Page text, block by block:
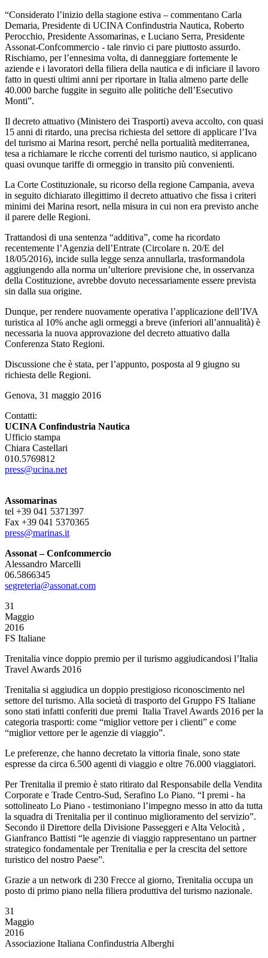
“Considerato l’inizio della stagione estiva – commentano Carla
Demaria, Presidente di UCINA Confindustria Nautica, Roberto
Perocchio, Presidente Assomarinas, e Luciano Serra, Presidente
Assonat-Confcommercio - tale rinvio ci pare piuttosto assurdo.
Rischiamo, per l’ennesima volta, di danneggiare fortemente le
aziende e i lavoratori della filiera della nautica e di inficiare il lavoro
fatto in questi ultimi anni per riportare in Italia almeno parte delle
40.000 barche fuggite in seguito alle politiche dell’Esecutivo
Monti”.
Il decreto attuativo (Ministero dei Trasporti) aveva accolto, con quasi
15 anni di ritardo, una precisa richiesta del settore di applicare l’Iva
del turismo ai Marina resort, perché nella portualità mediterranea,
tesa a richiamare le ricche correnti del turismo nautico, si applicano
quasi ovunque tariffe di ormeggio in transito più convenienti.
La Corte Costituzionale, su ricorso della regione Campania, aveva
in seguito dichiarato illegittimo il decreto attuativo che fissa i criteri
minimi dei Marina resort, nella misura in cui non era previsto anche
il parere delle Regioni.
Trattandosi di una sentenza “additiva”, come ha ricordato
recentemente l’Agenzia dell’Entrate (Circolare n. 20/E del
18/05/2016), incide sulla legge senza annullarla, trasformandola
aggiungendo alla norma un’ulteriore previsione che, in osservanza
della Costituzione, avrebbe dovuto necessariamente essere prevista
sin dalla sua origine.
Dunque, per rendere nuovamente operativa l’applicazione dell’IVA
turistica al 10% anche agli ormeggi a breve (inferiori all’annualità) è
necessaria la nuova approvazione del decreto attuativo dalla
Conferenza Stato Regioni.
Discussione che è stata, per l’appunto, posposta al 9 giugno su
richiesta delle Regioni.
Genova, 31 maggio 2016
Contatti:
UCINA Confindustria Nautica
Ufficio stampa
Chiara Castellari
010.5769812
press@ucina.net
Assomarinas
tel +39 041 5371397
Fax +39 041 5370365
press@marinas.it
Assonat – Confcommercio
Alessandro Marcelli
06.5866345
segreteria@assonat.com
31
Maggio
2016
FS Italiane
Trenitalia vince doppio premio per il turismo aggiudicandosi l’Italia
Travel Awards 2016
Trenitalia si aggiudica un doppio prestigioso riconoscimento nel
settore del turismo. Alla società di trasporto del Gruppo FS Italiane
sono stati infatti conferiti due premi Italia Travel Awards 2016 per la
categoria trasporti: come “miglior vettore per i clienti” e come
“miglior vettore per le agenzie di viaggio”.
Le preferenze, che hanno decretato la vittoria finale, sono state
espresse da circa 6.500 agenti di viaggio e oltre 76.000 viaggiatori.
Per Trenitalia il premio è stato ritirato dal Responsabile della Vendita
Corporate e Trade Centro-Sud, Serafino Lo Piano. “I premi - ha
sottolineato Lo Piano - testimoniano l’impegno messo in atto da tutta
la squadra di Trenitalia per il continuo miglioramento del servizio”.
Secondo il Direttore della Divisione Passeggeri e Alta Velocità ,
Gianfranco Battisti “le agenzie di viaggio rappresentano un partner
strategico fondamentale per Trenitalia e per la crescita del settore
turistico del nostro Paese”.
Grazie a un network di 230 Frecce al giorno, Trenitalia occupa un
posto di primo piano nella filiera produttiva del turismo nazionale.
31
Maggio
2016
Associazione Italiana Confindustria Alberghi